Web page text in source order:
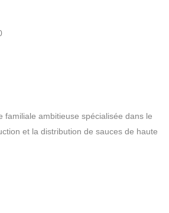
familiale ambitieuse spécialisée dans le
et la distribution de sauces de haute